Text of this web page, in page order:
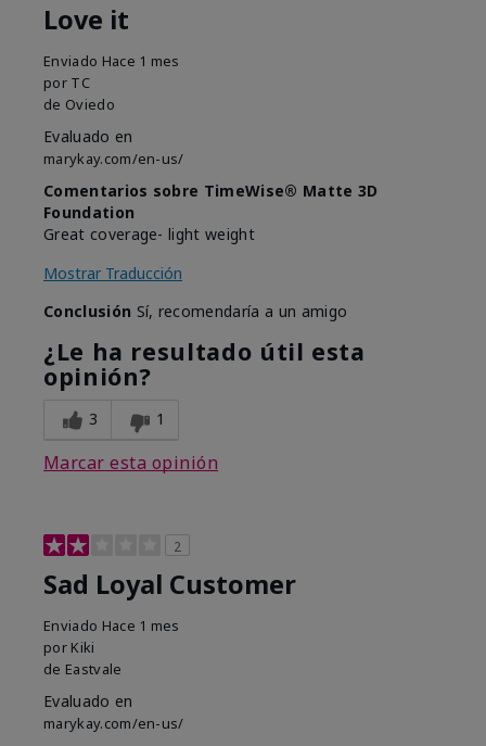
Love it
Enviado Hace 1 mes
por TC
de Oviedo
Evaluado en
marykay.com/en-us/
Comentarios sobre TimeWise® Matte 3D
Foundation
Great coverage- light weight
Mostrar Traducción
Conclusión Sí, recomendaría a un amigo
¿Le ha resultado útil esta
opinión?
3 1
Marcar esta opinión
2
Sad Loyal Customer
Enviado Hace 1 mes
por Kiki
de Eastvale
Evaluado en
marykay.com/en-us/